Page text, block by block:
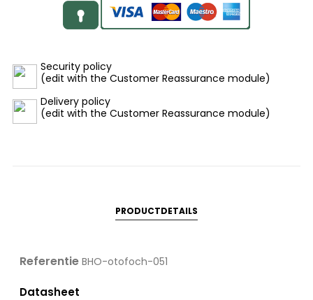
Security policy
(edit with the Customer Reassurance module)
Delivery policy
(edit with the Customer Reassurance module)
PRODUCTDETAILS
Referentie BHO-otofoch-051
Datasheet